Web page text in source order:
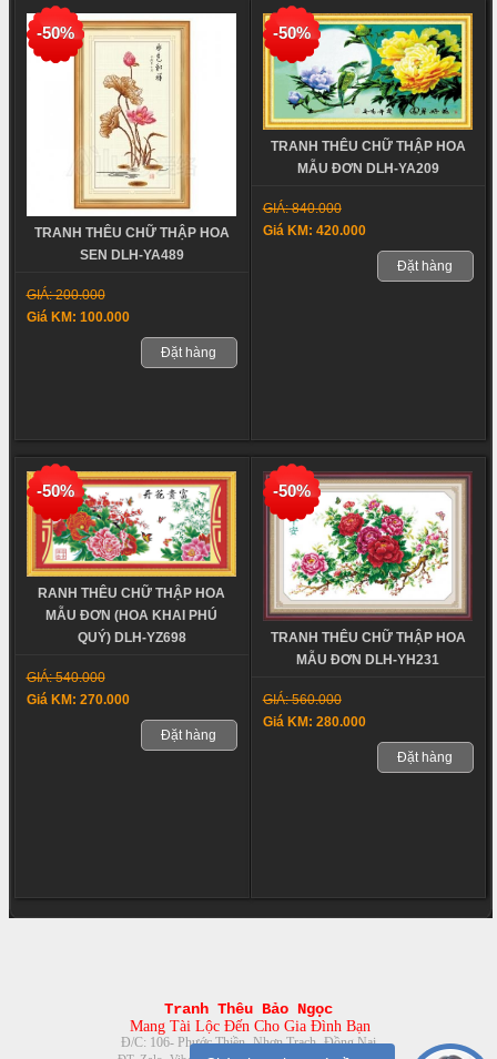
-50%
TRANH THÊU CHỮ THẬP HOA
SEN DLH-YA489
GIÁ: 200.000
Giá KM: 100.000
Đặt hàng
-50%
TRANH THÊU CHỮ THẬP HOA
MẪU ĐƠN DLH-YA209
GIÁ: 840.000
Giá KM: 420.000
Đặt hàng
-50%
RANH THÊU CHỮ THẬP HOA
MẪU ĐƠN (HOA KHAI PHÚ
QUÝ) DLH-YZ698
GIÁ: 540.000
Giá KM: 270.000
Đặt hàng
-50%
TRANH THÊU CHỮ THẬP HOA
MẪU ĐƠN DLH-YH231
GIÁ: 560.000
Giá KM: 280.000
Đặt hàng
Tranh Thêu Bảo Ngọc
Mang Tài Lộc Đến Cho Gia Đình Bạn
Đ/C: 106- Phước Thiền- Nhơn Trạch- Đồng Nai